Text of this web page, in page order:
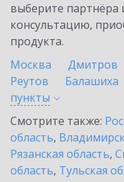
выберите партнёра
консультацию,
продукта.
Москва
Дмитров
Реутов
Балашиха
пункты
Смотрите также:
область,
Рязанская область,
область, Тульская